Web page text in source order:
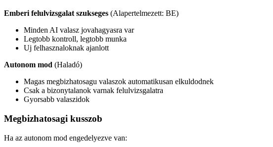
Emberi felulvizsgalat szukseges (Alapertelmezett: BE)
Minden AI valasz jovahagyasra var
Legtobb kontroll, legtobb munka
Uj felhasznaloknak ajanlott
Autonom mod (Haladó)
Magas megbizhatosagu valaszok automatikusan elkuldodnek
Csak a bizonytalanok varnak felulvizsgalatra
Gyorsabb valaszidok
Megbizhatosagi kusszob
Ha az autonom mod engedelyezve van: